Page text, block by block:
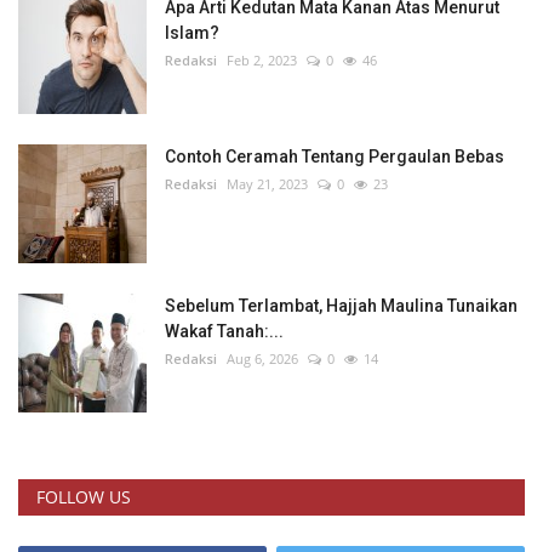
Apa Arti Kedutan Mata Kanan Atas Menurut
Islam?
Redaksi Feb 2, 2023 0 46
Contoh Ceramah Tentang Pergaulan Bebas
Redaksi May 21, 2023 0 23
Sebelum Terlambat, Hajjah Maulina Tunaikan
Wakaf Tanah:...
Redaksi Aug 6, 2026 0 14
FOLLOW US